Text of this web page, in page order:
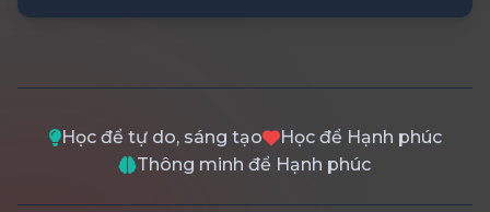
Học để tự do, sáng tạo
Học để Hạnh phúc
Thông minh để Hạnh phúc